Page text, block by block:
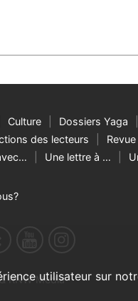
utilisateur sur
Culture Dossiers Yaga
des lecteurs
Une lettre à …
RNW Media